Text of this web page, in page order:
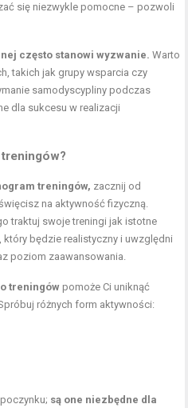
się niezwykle pomocne – pozwoli
często stanowi wyzwanie. Warto
takich jak grupy wsparcia czy
samodyscypliny podczas
dla sukcesu w realizacji
treningów, zacznij od
na aktywność fizyczną.
traktuj swoje treningi jak istotne
będzie realistyczny i uwzględni
poziom zaawansowania.
treningów pomoże Ci uniknąć
różnych form aktywności:
są one niezbędne dla